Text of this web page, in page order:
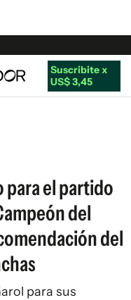
Suscribite x
US$ 3,45
el partido
del
del
para sus